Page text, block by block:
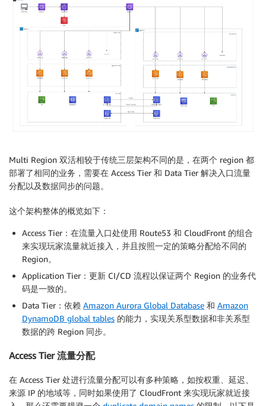
Multi Region 双活相较于传统三层架构不同的是，在两个 region 都
部署了相同的业务，需要在 Access Tier 和 Data Tier 解决入口流量
分配以及数据同步的问题。
这个架构整体的概览如下：
Access Tier：在流量入口处使用 Route53 和 CloudFront 的组合
来实现玩家流量就近接入，并且按照一定的策略分配给不同的
Region。
Application Tier：更新 CI/CD 流程以保证两个 Region 的业务代
码是一致的。
Data Tier：依赖 Amazon Aurora Global Database 和 Amazon
DynamoDB global tables 的能力，实现关系型数据和非关系型
数据的跨 Region 同步。
Access Tier 流量分配
在 Access Tier 处进行流量分配可以有多种策略，如按权重、延迟、
来源 IP 的地域等，同时如果使用了 CloudFront 来实现玩家就近接